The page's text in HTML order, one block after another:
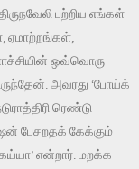
பற்றிய எங்கள்
ஏமாற்றங்கள்,
ஒவ்வொரு
அவரது ‘போய்க்
ரெண்டு
பேசறதக் கேக்கும்
என்றார். மறக்க